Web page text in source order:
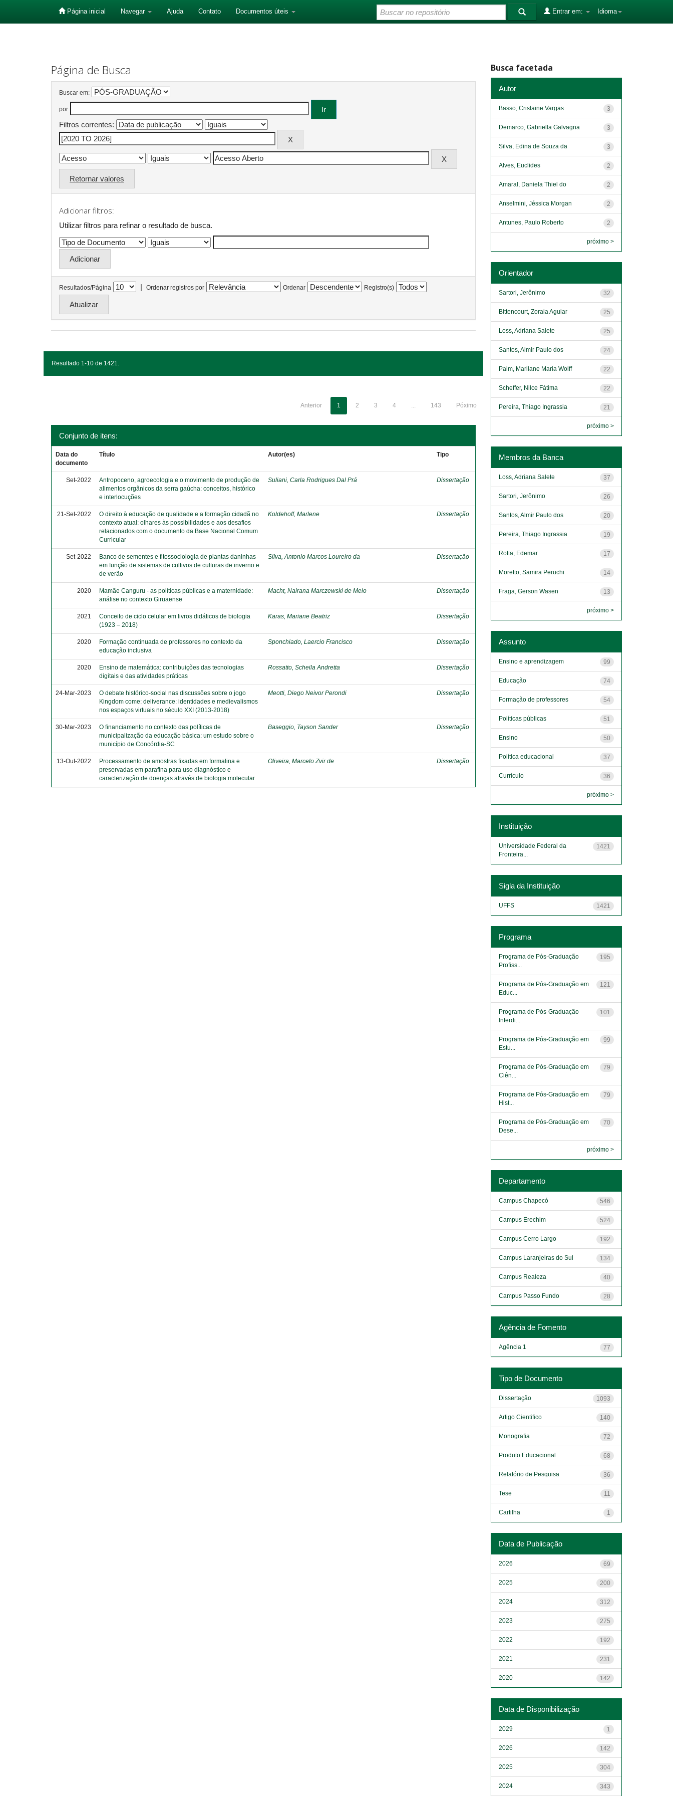
Página inicial Navegar Ajuda Contato Documentos úteis Idioma
Entrar em:
Página de Busca
Buscar em:
por
Filtros correntes:
Retornar valores
Adicionar filtros:
Utilizar filtros para refinar o resultado de busca.
Resultados/Página | Ordenar registros por Ordenar Registro(s)
Resultado 1-10 de 1421.
Anterior 1 2 3 4 ... 143 Póximo
Conjunto de itens:
Data do
documento
Título Autor(es) Tipo
Set-2022
Antropoceno, agroecologia e o movimento de produção de
alimentos orgânicos da serra gaúcha: conceitos, histórico
e interlocuções
Suliani, Carla Rodrigues Dal Prá Dissertação
21-Set-2022
O direito à educação de qualidade e a formação cidadã no
contexto atual: olhares às possibilidades e aos desafios
relacionados com o documento da Base Nacional Comum
Curricular
Koldehoff, Marlene Dissertação
Set-2022
Banco de sementes e fitossociologia de plantas daninhas
em função de sistemas de cultivos de culturas de inverno e
de verão
Silva, Antonio Marcos Loureiro da Dissertação
2020
Mamãe Canguru - as políticas públicas e a maternidade:
análise no contexto Giruaense
Macht, Nairana Marczewski de Melo Dissertação
2021
Conceito de ciclo celular em livros didáticos de biologia
(1923 – 2018)
Karas, Mariane Beatriz Dissertação
2020
Formação continuada de professores no contexto da
educação inclusiva
Sponchiado, Laercio Francisco Dissertação
2020
Ensino de matemática: contribuições das tecnologias
digitais e das atividades práticas
Rossatto, Scheila Andretta Dissertação
24-Mar-2023
O debate histórico-social nas discussões sobre o jogo
Kingdom come: deliverance: identidades e medievalismos
nos espaços virtuais no século XXI (2013-2018)
Meotti, Diego Neivor Perondi Dissertação
30-Mar-2023
O financiamento no contexto das políticas de
municipalização da educação básica: um estudo sobre o
município de Concórdia-SC
Baseggio, Tayson Sander Dissertação
13-Out-2022
Processamento de amostras fixadas em formalina e
preservadas em parafina para uso diagnóstico e
caracterização de doenças através de biologia molecular
Oliveira, Marcelo Zvir de Dissertação
Busca facetada
Autor
3
Basso, Crislaine Vargas
3
Demarco, Gabriella Galvagna
3
Silva, Edina de Souza da
2
Alves, Euclides
2
Amaral, Daniela Thiel do
2
Anselmini, Jéssica Morgan
2
Antunes, Paulo Roberto
próximo >
Orientador
32
Sartori, Jerônimo
25
Bittencourt, Zoraia Aguiar
25
Loss, Adriana Salete
24
Santos, Almir Paulo dos
22
Paim, Marilane Maria Wolff
22
Scheffer, Nilce Fátima
21
Pereira, Thiago Ingrassia
próximo >
Membros da Banca
37
Loss, Adriana Salete
26
Sartori, Jerônimo
20
Santos, Almir Paulo dos
19
Pereira, Thiago Ingrassia
17
Rotta, Edemar
14
Moretto, Samira Peruchi
13
Fraga, Gerson Wasen
próximo >
Assunto
99
Ensino e aprendizagem
74
Educação
54
Formação de professores
51
Políticas públicas
50
Ensino
37
Política educacional
36
Currículo
próximo >
Instituição
1421
Universidade Federal da
Fronteira...
Sigla da Instituição
1421
UFFS
Programa
195
Programa de Pós-Graduação
Profiss...
121
Programa de Pós-Graduação em
Educ...
101
Programa de Pós-Graduação
Interdi...
99
Programa de Pós-Graduação em
Estu...
79
Programa de Pós-Graduação em
Ciên...
79
Programa de Pós-Graduação em
Hist...
70
Programa de Pós-Graduação em
Dese...
próximo >
Departamento
546
Campus Chapecó
524
Campus Erechim
192
Campus Cerro Largo
134
Campus Laranjeiras do Sul
40
Campus Realeza
28
Campus Passo Fundo
Agência de Fomento
77
Agência 1
Tipo de Documento
1093
Dissertação
140
Artigo Cientifico
72
Monografia
68
Produto Educacional
36
Relatório de Pesquisa
11
Tese
1
Cartilha
Data de Publicação
69
2026
200
2025
312
2024
275
2023
192
2022
231
2021
142
2020
Data de Disponibilização
1
2029
142
2026
304
2025
343
2024